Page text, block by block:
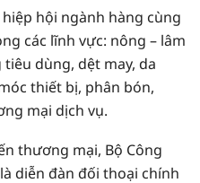
hội ngành hàng cùng
các lĩnh vực: nông – lâm
dùng, dệt may, da
thiết bị, phân bón,
mại dịch vụ.
thương mại, Bộ Công
diễn đàn đối thoại chính